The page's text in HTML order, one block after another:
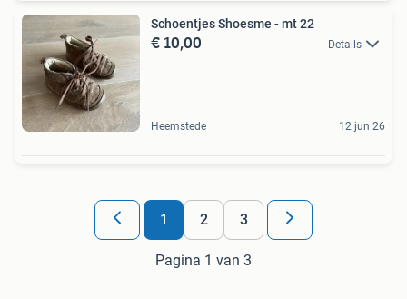
Schoentjes Shoesme - mt 22
€ 10,00 Details
Heemstede 12 jun 26
1 2 3
Pagina 1 van 3